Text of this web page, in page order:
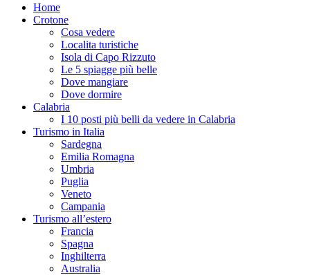
Home
Crotone
Cosa vedere
Localita turistiche
Isola di Capo Rizzuto
Le 5 spiagge più belle
Dove mangiare
Dove dormire
Calabria
I 10 posti più belli da vedere in Calabria
Turismo in Italia
Sardegna
Emilia Romagna
Umbria
Puglia
Veneto
Campania
Turismo all’estero
Francia
Spagna
Inghilterra
Australia